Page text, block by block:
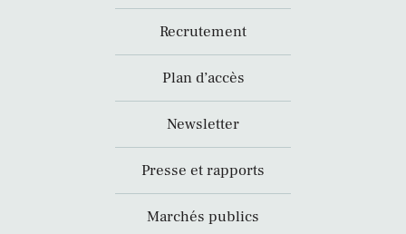
Recrutement
Plan d’accès
Newsletter
Presse et rapports
Marchés publics